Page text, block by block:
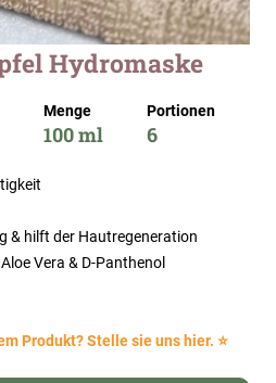
Hydromaske
Menge
100 ml
Portionen
6
& hilft der Hautregeneration
Vera & D-Panthenol
Produkt? Stelle sie uns hier. ⭐